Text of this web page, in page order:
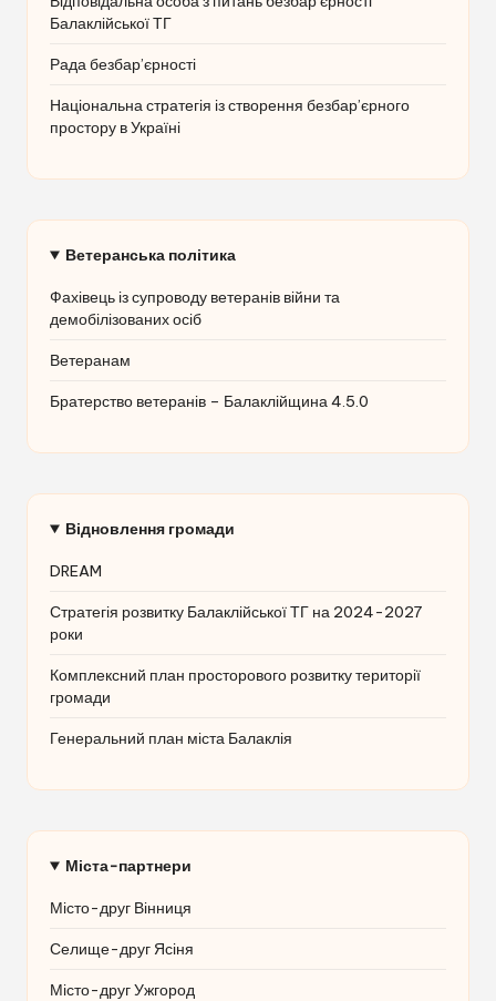
Балаклійської ТГ
Рада безбар’єрності
Національна стратегія із створення безбар’єрного
простору в Україні
Ветеранська політика
Фахівець із супроводу ветеранів війни та
демобілізованих осіб
Ветеранам
Братерство ветеранів – Балаклійщина 4.5.0
Відновлення громади
DREAM
Стратегія розвитку Балаклійської ТГ на 2024-2027
роки
Комплексний план просторового розвитку території
громади
Генеральний план міста Балаклія
Міста-партнери
Місто-друг Вінниця
Селище-друг Ясіня
Місто-друг Ужгород